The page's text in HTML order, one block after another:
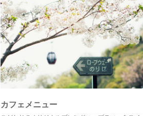
カフェメニュー